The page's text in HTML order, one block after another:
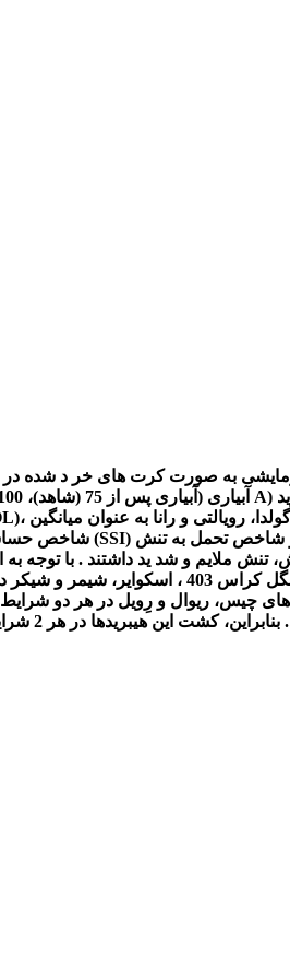
به صورت کرت های خر د شده در
شرایط بدون
چیس، ریوال و رِویل در هر دو شرایط
در هر 2 شرایط کمبود و فراهمی آب توصیه می شود.